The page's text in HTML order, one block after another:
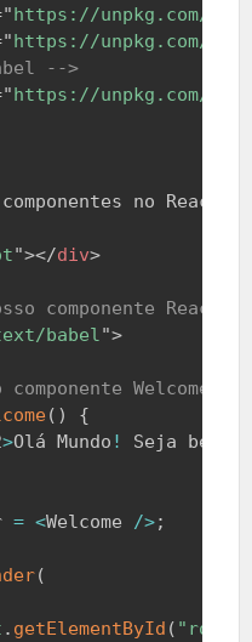
"https://unpkg.com/
"https://unpkg.com/
-->
"https://unpkg.com/
no React
"></div>
componente React.
babel">
Welcome()
( )
{
>Olá Mundo ! Seja bem
= <Welcome />;
(
. getElementById ( "root"